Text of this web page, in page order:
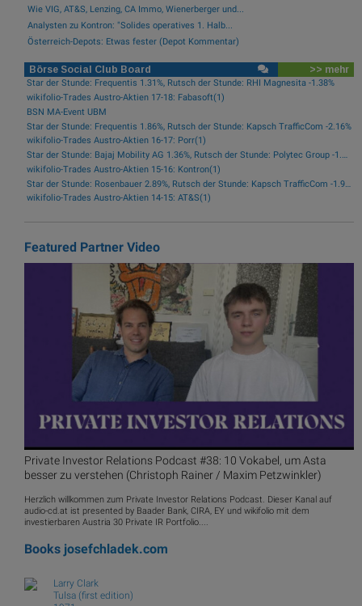
Wie VIG, AT&S, Lenzing, CA Immo, Wienerberger und...
Analysten zu Kontron: "Solides operatives 1. Halb...
Österreich-Depots: Etwas fester (Depot Kommentar)
Börse Social Club Board >> mehr
Star der Stunde: Frequentis 1.31%, Rutsch der Stunde: RHI Magnesita -1.38%
wikifolio-Trades Austro-Aktien 17-18: Fabasoft(1)
BSN MA-Event UBM
Star der Stunde: Frequentis 1.86%, Rutsch der Stunde: Kapsch TrafficCom -2.16%
wikifolio-Trades Austro-Aktien 16-17: Porr(1)
Star der Stunde: Bajaj Mobility AG 1.36%, Rutsch der Stunde: Polytec Group -1.81%
wikifolio-Trades Austro-Aktien 15-16: Kontron(1)
Star der Stunde: Rosenbauer 2.89%, Rutsch der Stunde: Kapsch TrafficCom -1.92%
wikifolio-Trades Austro-Aktien 14-15: AT&S(1)
Featured Partner Video
Private Investor Relations Podcast #38: 10 Vokabel, um Asta
besser zu verstehen (Christoph Rainer / Maxim Petzwinkler)
Herzlich willkommen zum Private Investor Relations Podcast. Dieser Kanal auf
audio-cd.at ist presented by Baader Bank, CIRA, EY und wikifolio mit dem
investierbaren Austria 30 Private IR Portfolio....
Books josefchladek.com
Larry Clark
Tulsa (first edition)